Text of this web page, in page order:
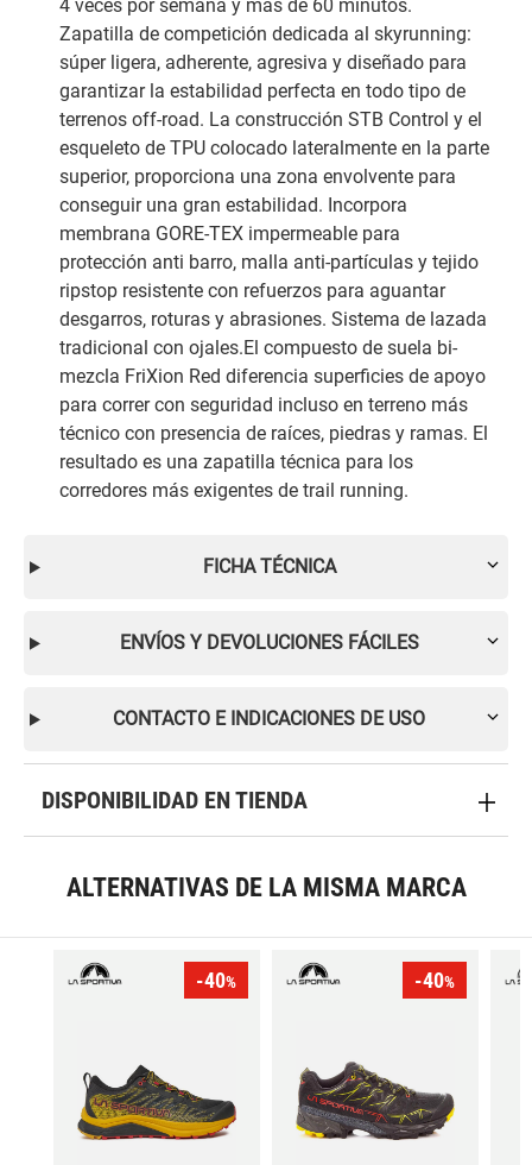
4 veces por semana y mas de 60 minutos.
Zapatilla de competición dedicada al skyrunning:
súper ligera, adherente, agresiva y diseñado para
garantizar la estabilidad perfecta en todo tipo de
terrenos off-road. La construcción STB Control y el
esqueleto de TPU colocado lateralmente en la parte
superior, proporciona una zona envolvente para
conseguir una gran estabilidad. Incorpora
membrana GORE-TEX impermeable para
protección anti barro, malla anti-partículas y tejido
ripstop resistente con refuerzos para aguantar
desgarros, roturas y abrasiones. Sistema de lazada
tradicional con ojales.El compuesto de suela bi-
mezcla FriXion Red diferencia superficies de apoyo
para correr con seguridad incluso en terreno más
técnico con presencia de raíces, piedras y ramas. El
resultado es una zapatilla técnica para los
corredores más exigentes de trail running.
FICHA TÉCNICA
ENVÍOS Y DEVOLUCIONES FÁCILES
CONTACTO E INDICACIONES DE USO
DISPONIBILIDAD EN TIENDA
ALTERNATIVAS DE LA MISMA MARCA
-40% -40%